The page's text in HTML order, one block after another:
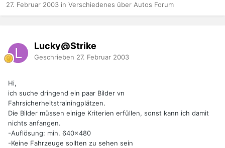
27. Februar 2003 in Verschiedenes über Autos Forum
Lucky@Strike
Geschrieben 27. Februar 2003
Hi,
ich suche dringend ein paar Bilder vn
Fahrsicherheitstrainingplätzen.
Die Bilder müssen einige Kriterien erfüllen, sonst kann ich damit
nichts anfangen.
-Auflösung: min. 640x480
-Keine Fahrzeuge sollten zu sehen sein